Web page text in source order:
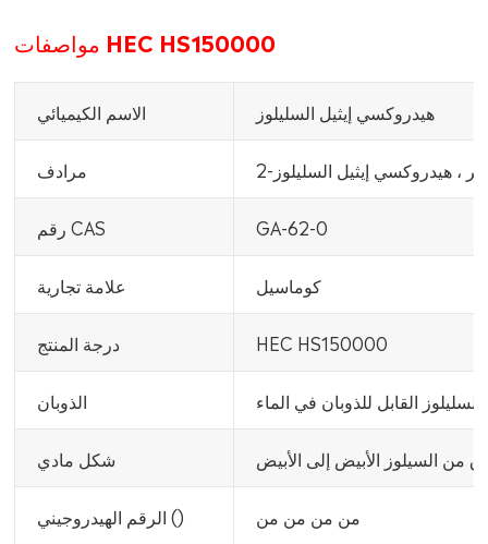
مواصفات HEC HS150000
الاسم الكيميائي هيدروكسي إيثيل السليلوز
مرادف ، هيدروكسي إيثيل السليلوز
رقم CAS GA-62-0
علامة تجارية كوماسيل
درجة المنتج HEC HS150000
الذوبان السليلوز القابل للذوبان في الماء
شكل مادي من السيلوز الأبيض إلى الأبيض
الرقم الهيدروجيني () من من من من